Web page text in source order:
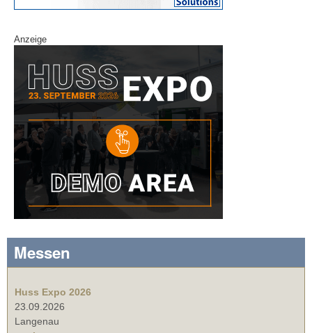
Anzeige
Messen
Huss Expo 2026
23.09.2026
Langenau